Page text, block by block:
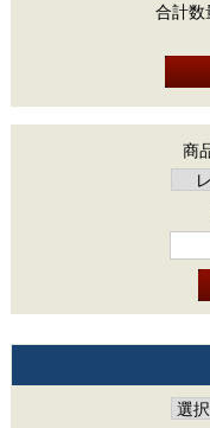
合計数
商